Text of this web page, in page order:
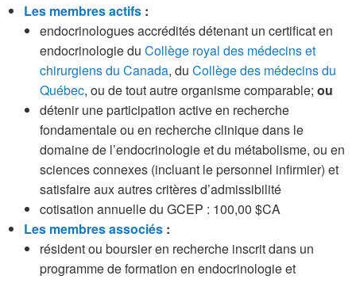
Les membres actifs :
endocrinologues accrédités détenant un certificat en
endocrinologie du Collège royal des médecins et
chirurgiens du Canada, du Collège des médecins du
Québec, ou de tout autre organisme comparable; ou
détenir une participation active en recherche
fondamentale ou en recherche clinique dans le
domaine de l’endocrinologie et du métabolisme, ou en
sciences connexes (incluant le personnel infirmier) et
satisfaire aux autres critères d’admissibilité
cotisation annuelle du GCEP : 100,00 $CA
Les membres associés :
résident ou boursier en recherche inscrit dans un
programme de formation en endocrinologie et